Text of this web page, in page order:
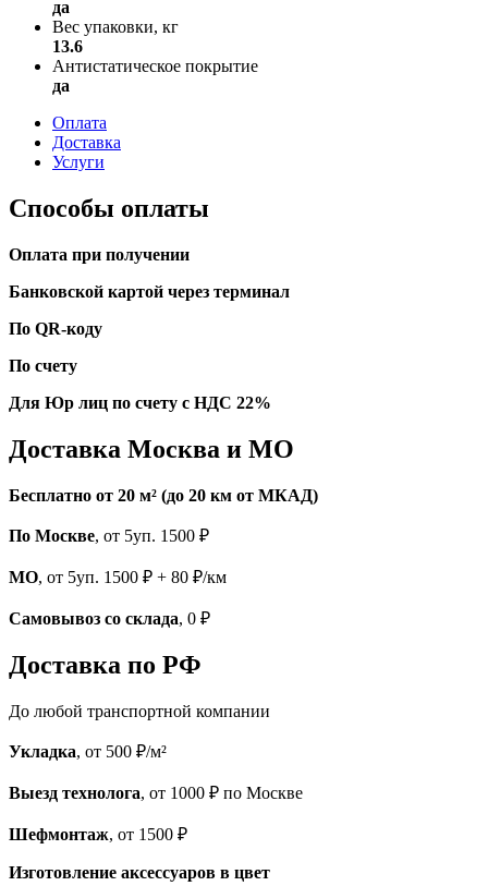
да
Вес упаковки, кг
13.6
Антистатическое покрытие
да
Оплата
Доставка
Услуги
Способы оплаты
Оплата при получении
Банковской картой через терминал
По QR-коду
По счету
Для Юр лиц по счету с НДС 22%
Доставка Москва и МО
Бесплатно от 20 м² (до 20 км от МКАД)
По Москве, от 5уп. 1500 ₽
МО, от 5уп. 1500 ₽ + 80 ₽/км
Самовывоз со склада, 0 ₽
Доставка по РФ
До любой транспортной компании
Укладка, от 500 ₽/м²
Выезд технолога, от 1000 ₽ по Москве
Шефмонтаж, от 1500 ₽
Изготовление аксессуаров в цвет